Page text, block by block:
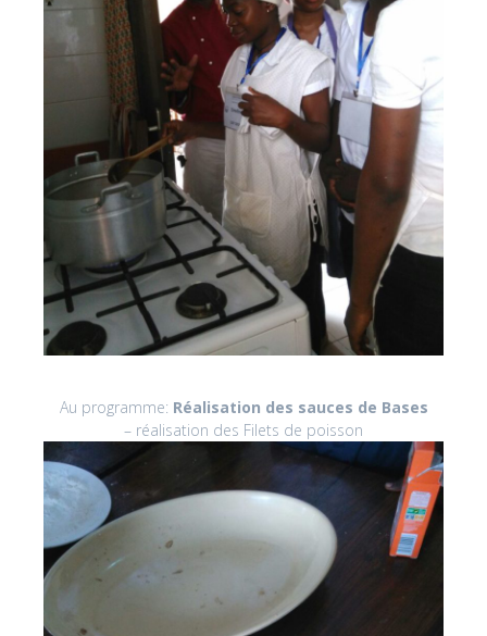
Au programme: Réalisation des sauces de Bases
– réalisation des Filets de poisson